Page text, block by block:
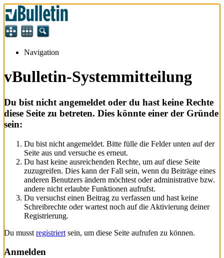
Navigation
vBulletin-Systemmitteilung
Du bist nicht angemeldet oder du hast keine Rechte
diese Seite zu betreten. Dies könnte einer der Gründe
sein:
Du bist nicht angemeldet. Bitte fülle die Felder unten auf der
Seite aus und versuche es erneut.
Du hast keine ausreichenden Rechte, um auf diese Seite
zuzugreifen. Dies kann der Fall sein, wenn du Beiträge eines
anderen Benutzers ändern möchtest oder administrative bzw.
andere nicht erlaubte Funktionen aufrufst.
Du versuchst einen Beitrag zu verfassen und hast keine
Schreibrechte oder wartest noch auf die Aktivierung deiner
Registrierung.
Du musst registriert sein, um diese Seite aufrufen zu können.
Anmelden